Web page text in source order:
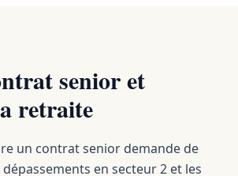
senior et
retraite
un contrat senior demande de
en secteur 2 et les